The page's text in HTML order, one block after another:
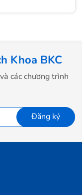
Khoa BKC
các chương trình
Đăng ký